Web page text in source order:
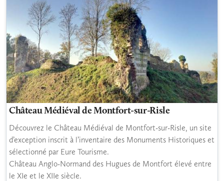
Château Médiéval de Montfort-sur-Risle
Découvrez le Château Médiéval de Montfort-sur-Risle, un site
d’exception inscrit à l’inventaire des Monuments Historiques et
sélectionné par Eure Tourisme.
Château Anglo-Normand des Hugues de Montfort élevé entre
le XIe et le XIIe siècle.